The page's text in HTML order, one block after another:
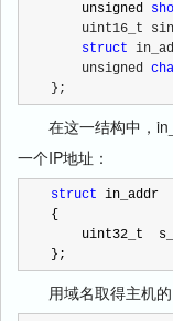
    unsigned
uint16_t
struct
    unsigned
};
在这一结构中，
一个IP地址：
struct in_addr
{
};
用域名取得主机的